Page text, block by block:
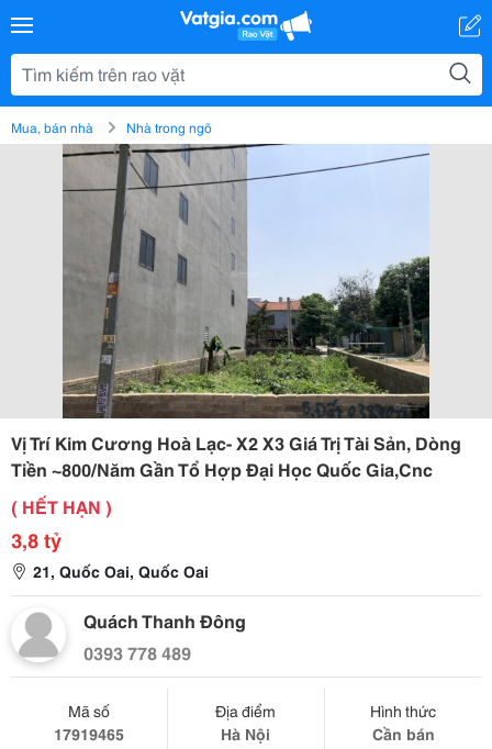
Mua, bán nhà Nhà trong ngõ
Vị Trí Kim Cương Hoà Lạc- X2 X3 Giá Trị Tài Sản, Dòng
Tiền ~800/Năm Gần Tổ Hợp Đại Học Quốc Gia,Cnc
( HẾT HẠN )
3,8 tỷ
21, Quốc Oai, Quốc Oai
Quách Thanh Đông
0393 778 489
Mã số
17919465
Địa điểm
Hà Nội
Hình thức
Cần bán